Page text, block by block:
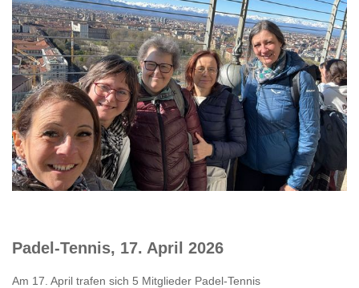
Padel-Tennis, 17. April 2026
Am 17. April trafen sich 5 Mitglieder Padel-Tennis